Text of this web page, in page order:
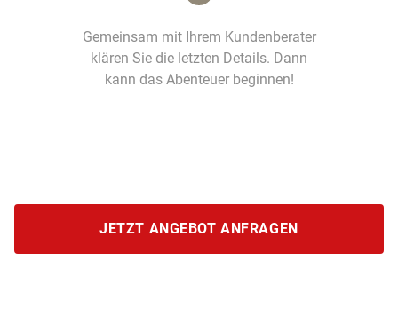
JETZT ANGEBOT ANFRAGEN
Gemeinsam mit Ihrem Kundenberater
klären Sie die letzten Details. Dann
kann das Abenteuer beginnen!